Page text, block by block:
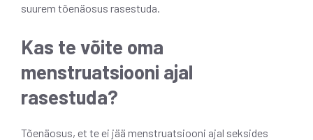
suurem tõenäosus rasestuda.
Kas te võite oma
menstruatsiooni ajal
rasestuda?
Tõenäosus, et te ei jää menstruatsiooni ajal seksides